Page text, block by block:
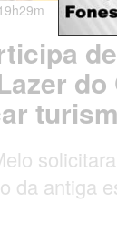
da antiga